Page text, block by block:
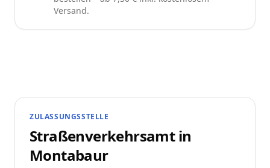
Versand.
ZULASSUNGSSTELLE
Straßenverkehrsamt in
Montabaur